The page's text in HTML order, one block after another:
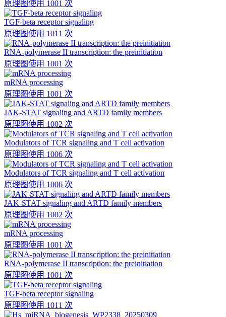
原理图使用 1001 次
TGF-beta receptor signaling
原理图使用 1011 次
RNA-polymerase II transcription: the preinitiation
原理图使用 1001 次
mRNA processing
原理图使用 1001 次
JAK-STAT signaling and ARTD family members
原理图使用 1002 次
Modulators of TCR signaling and T cell activation
原理图使用 1006 次
Modulators of TCR signaling and T cell activation
原理图使用 1006 次
JAK-STAT signaling and ARTD family members
原理图使用 1002 次
mRNA processing
原理图使用 1001 次
RNA-polymerase II transcription: the preinitiation
原理图使用 1001 次
TGF-beta receptor signaling
原理图使用 1011 次